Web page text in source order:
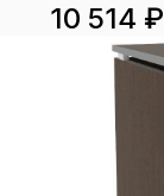
10 514 ₽